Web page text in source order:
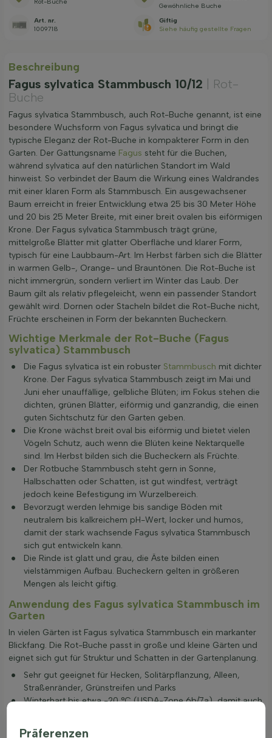
Gewöhnliche Buche
Art. nr.
1009718
Giftig
Siehe häufig gestellte Fragen
Beschreibung
Fagus sylvatica Stammbusch 10/12
| Rot-
Buche
Fagus sylvatica Stammbusch, auch Rot-Buche genannt, ist eine
besondere Wuchsform von Fagus sylvatica und bringt die
typische Eleganz der Rot-Buche in kompakterer Form in den
Garten. Der Gattungsname Fagus steht für die Buchen,
während sylvatica auf den natürlichen Standort im Wald
hinweist. So verbindet der Baum die Wirkung eines Waldrandes
mit einer klaren Form als Stammbusch. Ein ausgewachsener
Baum erreicht in freier Entwicklung etwa 25 bis 30 Meter Höhe
und 20 bis 25 Meter Breite, mit einer breit ovalen bis eiförmigen
Krone. Der Fagus sylvatica Stammbusch trägt grüne,
mittelgroße Blätter mit glatter Oberfläche und klarer Form,
typisch für eine Laubbaum-Art. Im Herbst färben sich die Blätter
in warmen Gelb-, Orange- und Brauntönen. Die Rot-Buche ist
nicht immergrün, sondern verliert im Winter das Laub. Der
Baum gilt als relativ pflegeleicht, wenn ein passender Standort
gewählt wird. Dornen oder Stacheln bildet die Rot-Buche nicht,
Früchte erscheinen in Form der bekannten Bucheckern.
Wichtige Merkmale der Rot-Buche (Fagus
sylvatica) Stammbusch
Die Fagus sylvatica ist ein robuster Stammbusch mit dichter
Krone. Der Fagus sylvatica Stammbusch zeigt im Mai und
Juni eher unauffällige, gelbliche Blüten; im Fokus stehen die
dichten, grünen Blätter, eiförmig und ganzrandig, die einen
guten Sichtschutz für den Garten geben.
Die Krone wächst breit oval bis eiförmig und bietet vielen
Vögeln Schutz, auch wenn die Blüten keine Nektarquelle
sind. Im Herbst bilden sich die Bucheckern als Früchte.
Der Rotbuche Stammbusch steht gern in Sonne,
Halbschatten oder Schatten, ist gut windfest, verträgt
jedoch keine Befestigung im Wurzelbereich.
Bevorzugt werden lehmige bis sandige Böden mit
neutralem bis kalkreichem pH-Wert, locker und humos,
damit der stark wachsende Fagus sylvatica Stammbusch
sich gut entwickeln kann.
Die Rinde ist glatt und grau, die Äste bilden einen
vielstämmigen Aufbau. Bucheckern gelten in größeren
Mengen als leicht giftig.
Anwendung des Fagus sylvatica Stammbusch im
Garten
In vielen Gärten ist Fagus sylvatica Stammbusch ein markanter
Blickfang. Die Rot-Buche passt in große und kleine Gärten und
eignet sich gut für Struktur und Schatten in der Gartenplanung.
Sehr gut geeignet für Hecken, Solitärpflanzung, Alleen,
Straßenränder, Grünstreifen und Parks
Winterhart bis etwa -20 °C (USDA-Zone 6b/7a), damit auch
Gut kombinierbar mit schattenverträglichen Stauden,
Präferenzen